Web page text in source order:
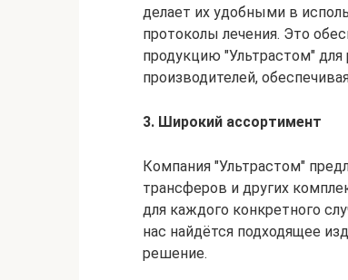
делает их удобными в
протоколы лечения. Это
продукцию "Ультрастом"
производителей,
3. Широкий ассортимент
Компания "Ультрастом"
трансферов и других
для каждого конкретного
нас найдётся подходящее
решение.